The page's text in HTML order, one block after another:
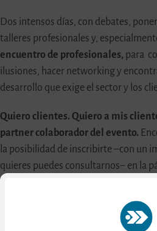
Dos intensos días, con debates,
talleres profesionales y,
encuentro de profesionales, para
ilusiones, hacer networking y
desarrollo que exige el sector y los
Quiero clientes. Quiero a mis
partner colaborador del evento.
la posibilidad de inscribirte –con un
quieres puedes consultarnos− en la
www.loveclients.es.